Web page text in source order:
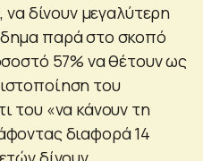
να δίνουν μεγαλύτερη
παρά στο σκοπό
57% να θέτουν ως
του
του «να κάνουν τη
διαφορά 14